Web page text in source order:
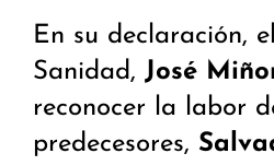
En su declaración,
Sanidad, José
reconocer la labor
predecesores,